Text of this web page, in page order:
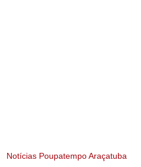
Notícias Poupatempo Araçatuba